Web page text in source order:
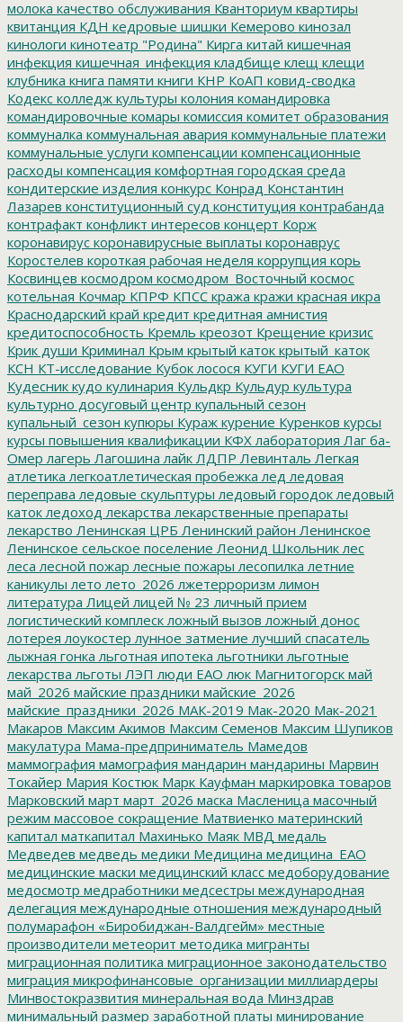
молока качество обслуживания Кванториум квартиры
квитанция КДН кедровые шишки Кемерово кинозал
кинологи кинотеатр "Родина" Кирга китай кишечная
инфекция кишечная_инфекция кладбище клещ клещи
клубника книга памяти книги КНР КоАП ковид-сводка
Кодекс колледж культуры колония командировка
командировочные комары комиссия комитет образования
коммуналка коммунальная авария коммунальные платежи
коммунальные услуги компенсации компенсационные
расходы компенсация комфортная городская среда
кондитерские изделия конкурс Конрад Константин
Лазарев конституционный суд конституция контрабанда
контрафакт конфликт интересов концерт Корж
коронавирус коронавирусные выплаты коронаврус
Коростелев короткая рабочая неделя коррупция корь
Косвинцев космодром космодром_Восточный космос
котельная Кочмар КПРФ КПСС кража кражи красная икра
Краснодарский край кредит кредитная амнистия
кредитоспособность Кремль креозот Крещение кризис
Крик души Криминал Крым крытый каток крытый_каток
КСН КТ-исследование Кубок лосося КУГИ КУГИ ЕАО
Кудесник кудо кулинария Кульдкр Кульдур культура
культурно досуговый центр купальный сезон
купальный_сезон купюры Кураж курение Куренков курсы
курсы повышения квалификации КФХ лаборатория Лаг ба-
Омер лагерь Лагошина лайк ЛДПР Левинталь Легкая
атлетика легкоатлетическая пробежка лед ледовая
переправа ледовые скульптуры ледовый городок ледовый
каток ледоход лекарства лекарственные препараты
лекарство Ленинская ЦРБ Ленинский район Ленинское
Ленинское сельское поселение Леонид Школьник лес
леса лесной пожар лесные пожары лесопилка летние
каникулы лето лето_2026 лжетерроризм лимон
литература Лицей лицей № 23 личный прием
логистический комплеск ложный вызов ложный донос
лотерея лоукостер лунное затмение лучший спасатель
лыжная гонка льготная ипотека льготники льготные
лекарства льготы ЛЭП люди ЕАО люк Магнитогорск май
май_2026 майские праздники майские_2026
майские_праздники_2026 МАК-2019 Мак-2020 Мак-2021
Макаров Максим Акимов Максим Семенов Максим Шупиков
макулатура Мама-предприниматель Мамедов
маммография мамография мандарин мандарины Марвин
Токайер Мария Костюк Марк Кауфман маркировка товаров
Марковский март март_2026 маска Масленица масочный
режим массовое сокращение Матвиенко материнский
капитал маткапитал Махинько Маяк МВД медаль
Медведев медведь медики Медицина медицина_ЕАО
медицинские маски медицинский класс медоборудование
медосмотр медработники медсестры международная
делегация международные отношения международный
полумарафон «Биробиджан-Валдгейм» местные
производители метеорит методика мигранты
миграционная политика миграционное законодательство
миграция микрофинансовые_организации миллиардеры
Минвостокразвития минеральная вода Минздрав
минимальный размер заработной платы минирование